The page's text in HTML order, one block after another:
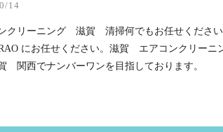
14
クリーニング 滋賀 清掃何でもお任せくださ
にお任せください。滋賀 エアコンクリ
関西でナンバーワンを目指しております。